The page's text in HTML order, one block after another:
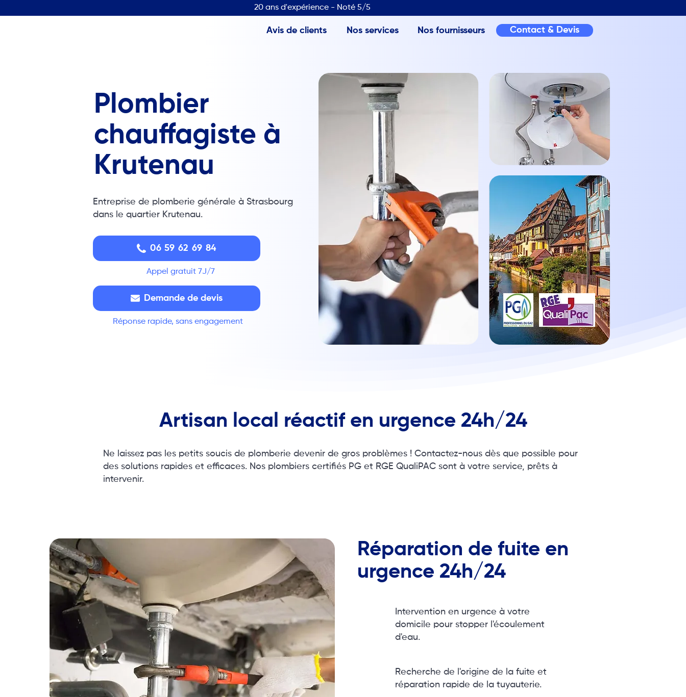
20 ans d'expérience - Noté 5/5
Avis de clients Nos services Nos fournisseurs Contact & Devis
Plombier
chauffagiste à
Krutenau
Entreprise de plomberie générale à Strasbourg
dans le quartier Krutenau.
06 59 62 69 84
Appel gratuit 7J/7
Demande de devis
Réponse rapide, sans engagement
Artisan local réactif en urgence 24h/24
Ne laissez pas les petits soucis de plomberie devenir de gros problèmes ! Contactez-nous dès que possible pour
des solutions rapides et efficaces. Nos plombiers certifiés PG et RGE QualiPAC sont à votre service, prêts à
intervenir.
Réparation de fuite en
urgence 24h/24
Intervention en urgence à votre
domicile pour stopper l'écoulement
d'eau.
Recherche de l'origine de la fuite et
réparation rapide de la tuyauterie.